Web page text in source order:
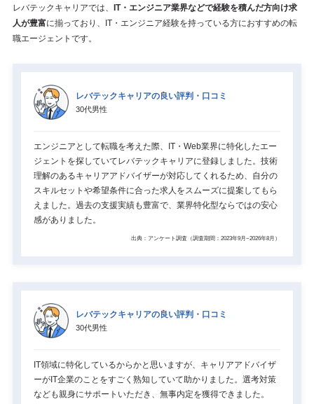
レバテックキャリアでは、
IT・エンジニア業界などで経験を積んだ方向け求
人が豊富に揃っており、IT・エンジニア経験を持っている方におすすめの転
職エージェントです。
レバテックキャリアの良い評判・口コミ
30代男性
エンジニアとして転職を考えた際、IT・Web業界に特化したエー
ジェントを探していてレバテックキャリアに登録しました。技術
理解のあるキャリアアドバイザーが対応してくれるため、自分の
スキルセットや希望条件に合った求人をスムーズに提案してもら
えました。過去の支援実績も豊富で、業界特化型ならではの安心
感がありました。
出典：アンケート調査（調査期間：2023年9月~2026年8月）
レバテックキャリアの良い評判・口コミ
30代男性
IT領域に特化しているからかと思いますが、キャリアアドバイザ
ーがIT企業のことをすごく熟知していて助かりました。選考対策
なども親身にサポートいただき、無事内定を獲得できました。